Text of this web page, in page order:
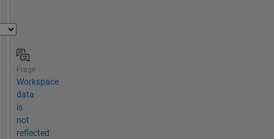
Frage
Workspace
data
is
not
reflected